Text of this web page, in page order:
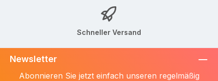
Schneller Versand
Newsletter
Abonnieren Sie jetzt einfach unseren regelmäßig